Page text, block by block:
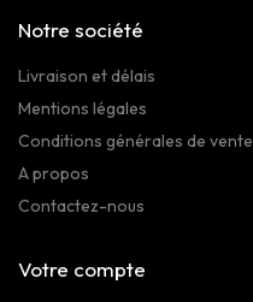
Notre société
Livraison et délais
Mentions légales
Conditions générales de vente
A propos
Contactez-nous
Votre compte